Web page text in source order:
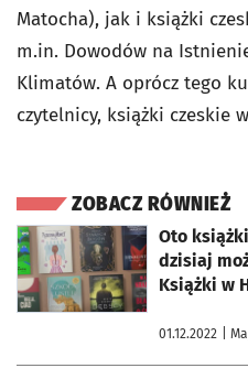
Matocha), jak i książki
m.in. Dowodów na
Klimatów. A oprócz tego
czytelnicy, książki czeskie
ZOBACZ RÓWNIEŻ
Oto
dzisiaj
Książki w
01.12.2022 |
otworzy się w nowej karcie